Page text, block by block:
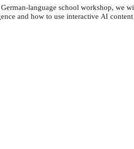
language school workshop, we
and how to use interactiveAI